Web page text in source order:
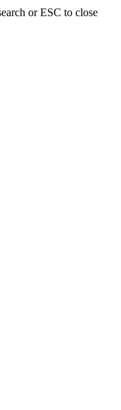
or ESC to close